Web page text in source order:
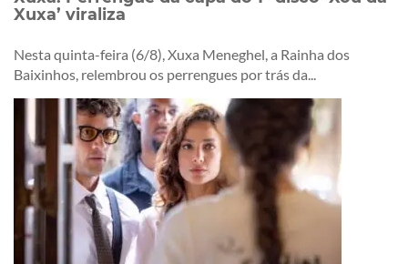
Xuxa’ viraliza
Nesta quinta-feira (6/8), Xuxa Meneghel, a Rainha dos
Baixinhos, relembrou os perrengues por trás da...